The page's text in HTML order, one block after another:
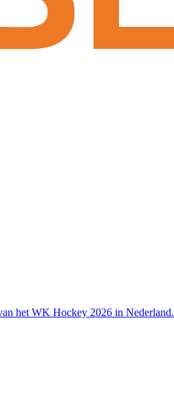
het WK Hockey 2026 in Nederland.